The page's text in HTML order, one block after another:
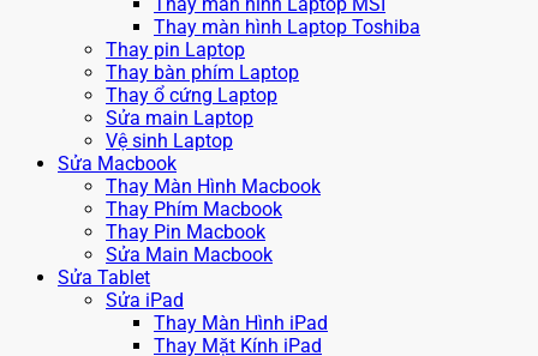
Thay màn hình Laptop MSI
Thay màn hình Laptop Toshiba
Thay pin Laptop
Thay bàn phím Laptop
Thay ổ cứng Laptop
Sửa main Laptop
Vệ sinh Laptop
Sửa Macbook
Thay Màn Hình Macbook
Thay Phím Macbook
Thay Pin Macbook
Sửa Main Macbook
Sửa Tablet
Sửa iPad
Thay Màn Hình iPad
Thay Mặt Kính iPad